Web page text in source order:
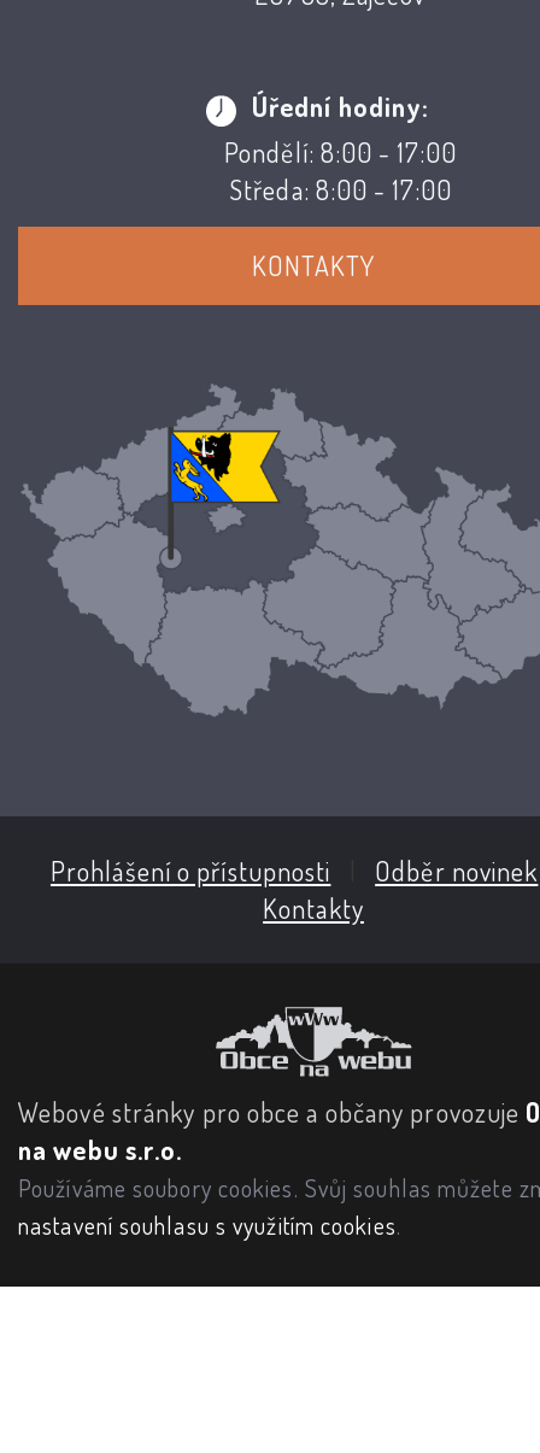
Úřední hodiny:
Pondělí: 8:00 - 17:00
Středa: 8:00 - 17:00
KONTAKTY
Prohlášení o přístupnosti Odběr novinek
Kontakty
Webové stránky pro obce a občany provozuje
na webu s.r.o.
Používáme soubory cookies. Svůj souhlas můžete
nastavení souhlasu s využitím cookies.